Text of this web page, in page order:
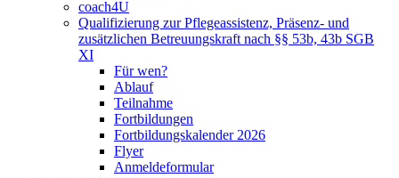
coach4U
Qualifizierung zur Pflegeassistenz, Präsenz- und
zusätzlichen Betreuungskraft nach §§ 53b, 43b SGB
XI
Für wen?
Ablauf
Teilnahme
Fortbildungen
Fortbildungskalender 2026
Flyer
Anmeldeformular